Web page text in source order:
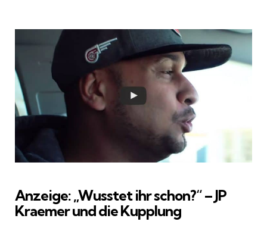
Anzeige: „Wusstet ihr schon?“ – JP
Kraemer und die Kupplung